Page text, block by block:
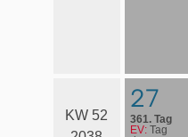
KW 52
27
361. Tag
EV: Tag